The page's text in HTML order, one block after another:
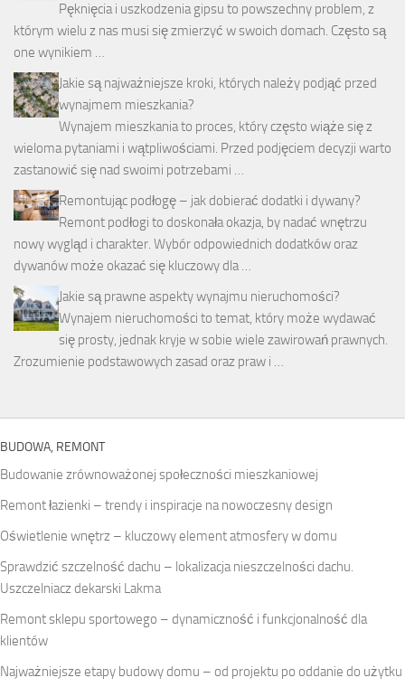
Pęknięcia i uszkodzenia gipsu to powszechny problem, z
którym wielu z nas musi się zmierzyć w swoich domach. Często są
one wynikiem …
Jakie są najważniejsze kroki, których należy podjąć przed
wynajmem mieszkania?
Wynajem mieszkania to proces, który często wiąże się z
wieloma pytaniami i wątpliwościami. Przed podjęciem decyzji warto
zastanowić się nad swoimi potrzebami …
Remontując podłogę – jak dobierać dodatki i dywany?
Remont podłogi to doskonała okazja, by nadać wnętrzu
nowy wygląd i charakter. Wybór odpowiednich dodatków oraz
dywanów może okazać się kluczowy dla …
Jakie są prawne aspekty wynajmu nieruchomości?
Wynajem nieruchomości to temat, który może wydawać
się prosty, jednak kryje w sobie wiele zawirowań prawnych.
Zrozumienie podstawowych zasad oraz praw i …
BUDOWA, REMONT
Budowanie zrównoważonej społeczności mieszkaniowej
Remont łazienki – trendy i inspiracje na nowoczesny design
Oświetlenie wnętrz – kluczowy element atmosfery w domu
Sprawdzić szczelność dachu – lokalizacja nieszczelności dachu.
Uszczelniacz dekarski Lakma
Remont sklepu sportowego – dynamiczność i funkcjonalność dla
klientów
Najważniejsze etapy budowy domu – od projektu po oddanie do użytku